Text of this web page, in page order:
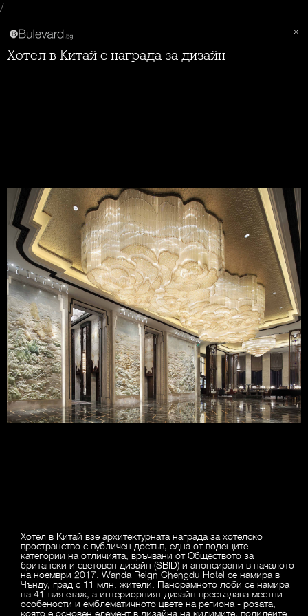
/
Хотел в Китай с награда за дизайн
Хотел в Китай взе архитектурната награда за хотелско
пространство с публичен достъп, една от водещите
категории на отличията, връчвани от Обществото за
британски и световен дизайн (SBID) и анонсирани в началото
на ноември 2017. Wanda Reign Chengdu Hotel се намира в
Чънду, град с 11 млн. жители. Панорамното лоби се намира
на 41-вия етаж, а интериорният дизайн пресъздава местни
особености и емблематичното цвете на региона - розата,
която е основен елемент в дизайна на килимите, полилеите